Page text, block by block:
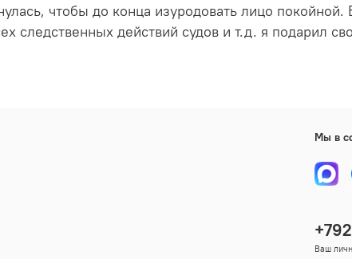
чтобы до конца изуродовать лицо
действий судов и т.д. я подарил
Мы в
Ваш